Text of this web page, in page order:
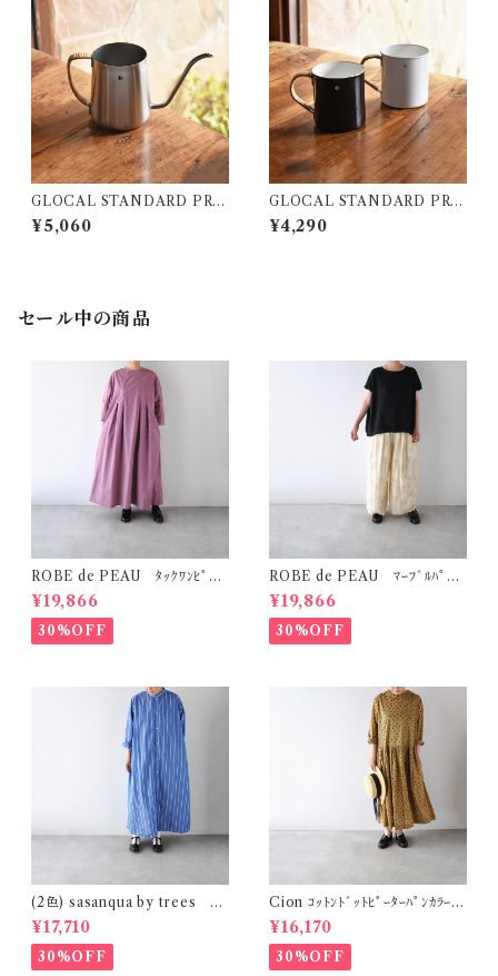
GLOCAL STANDARD PRO
DUCTS TSUBAME ﾄﾞﾘｯﾌﾟ
ﾎﾟｯﾄ (390ml / ﾏｯﾄｼﾙﾊﾞｰ)
¥5,060
GLOCAL STANDARD PRO
DUCTS TSUBAME ﾗﾀﾝ ﾏ
ｸﾞｶｯﾌﾟ(L)
¥4,290
セール中の商品
ROBE de PEAU ﾀｯｸﾜﾝﾋﾟｰｽ
(ﾌﾟﾗﾑ) R342
¥19,866
30%OFF
ROBE de PEAU ﾏｰﾌﾞﾙﾊﾟﾀｰ
ﾝ ﾜｲﾄﾞﾊﾟﾝﾂ (ｽｷﾝﾏｰﾌﾞﾙ(ｲｴﾛｰ系)
) R303
¥19,866
30%OFF
(2色) sasanqua by trees ｶｹ
ｱｲﾜﾝﾋﾟｰｽ AN-318
¥17,710
30%OFF
Cion ｺｯﾄﾝﾄﾞｯﾄﾋﾟｰﾀｰﾊﾟﾝｶﾗｰﾜﾝ
ﾋﾟｰｽ (ｵﾘｰﾌﾞﾌﾞﾗｳﾝ) 19-2525
9
¥16,170
30%OFF